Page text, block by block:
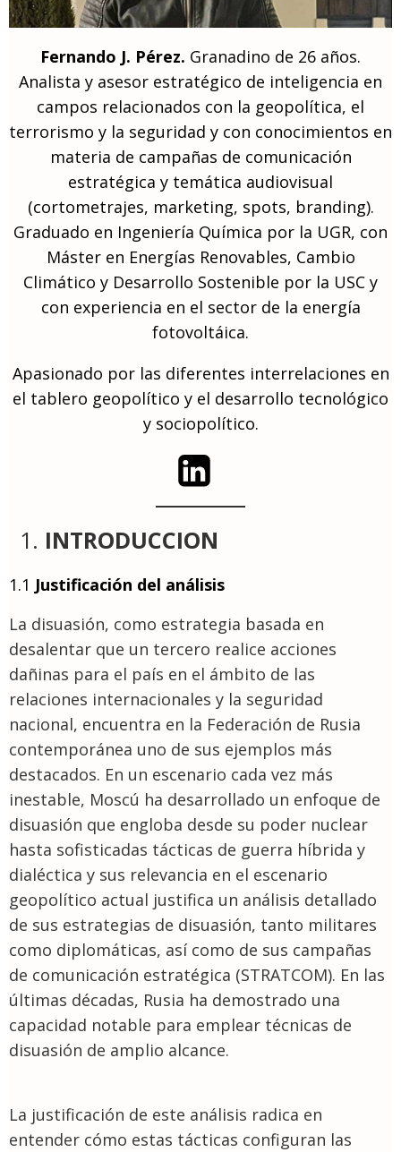
Fernando J. Pérez. Granadino de 26 años.
Analista y asesor estratégico de inteligencia en
campos relacionados con la geopolítica, el
terrorismo y la seguridad y con conocimientos en
materia de campañas de comunicación
estratégica y temática audiovisual
(cortometrajes, marketing, spots, branding).
Graduado en Ingeniería Química por la UGR, con
Máster en Energías Renovables, Cambio
Climático y Desarrollo Sostenible por la USC y
con experiencia en el sector de la energía
fotovoltáica.
Apasionado por las diferentes interrelaciones en
el tablero geopolítico y el desarrollo tecnológico
y sociopolítico.
INTRODUCCION
1.1 Justificación del análisis
La disuasión, como estrategia basada en
desalentar que un tercero realice acciones
dañinas para el país en el ámbito de las
relaciones internacionales y la seguridad
nacional, encuentra en la Federación de Rusia
contemporánea uno de sus ejemplos más
destacados. En un escenario cada vez más
inestable, Moscú ha desarrollado un enfoque de
disuasión que engloba desde su poder nuclear
hasta sofisticadas tácticas de guerra híbrida y
dialéctica y sus relevancia en el escenario
geopolítico actual justifica un análisis detallado
de sus estrategias de disuasión, tanto militares
como diplomáticas, así como de sus campañas
de comunicación estratégica (STRATCOM). En las
últimas décadas, Rusia ha demostrado una
capacidad notable para emplear técnicas de
disuasión de amplio alcance.
La justificación de este análisis radica en
entender cómo estas tácticas configuran las